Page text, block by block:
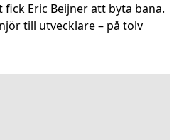
fick Eric Beijner att byta bana.
till utvecklare – på tolv